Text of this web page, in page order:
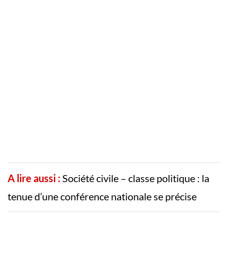
A lire aussi :Société civile – classe politique : la
tenue d’une conférence nationale se précise